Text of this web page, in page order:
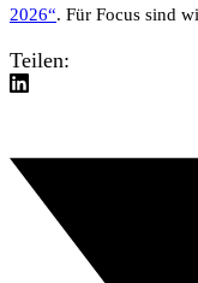
2026“. Für Focus sind
Teilen: